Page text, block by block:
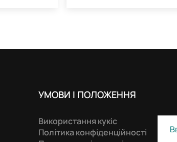
УМОВИ І ПОЛОЖЕННЯ
Використання кукіс
Політика конфіденційності